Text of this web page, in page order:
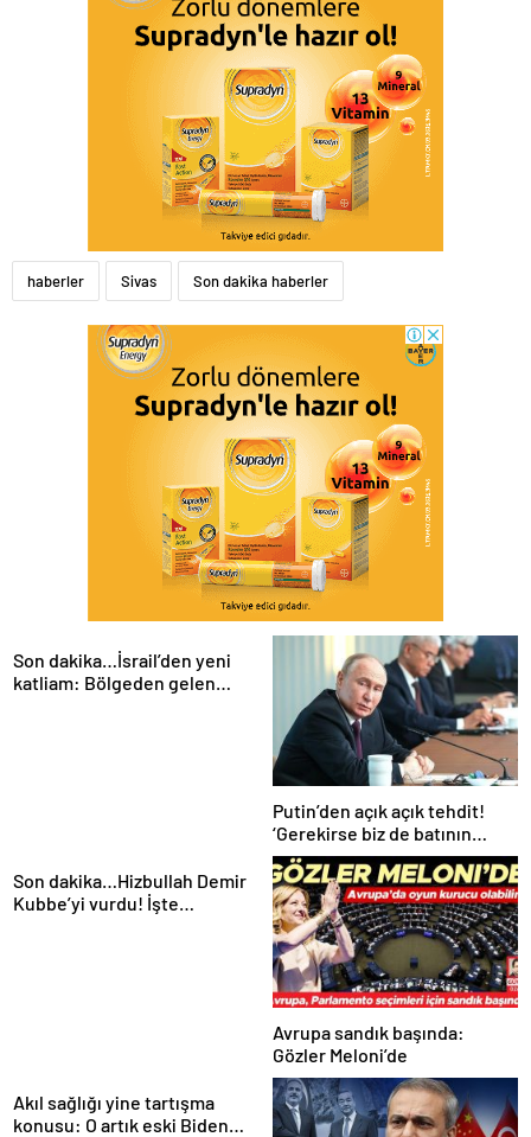
haberler Sivas Son dakika haberler
Son dakika…İsrail’den yeni
katliam: Bölgeden gelen
Putin’den açık açık tehdit!
‘Gerekirse biz de batının
düşmanlarını silahlandırırız’
Son dakika…Hizbullah Demir
Kubbe’yi vurdu! İşte
Avrupa sandık başında:
Gözler Meloni’de
Akıl sağlığı yine tartışma
konusu: O artık eski Biden